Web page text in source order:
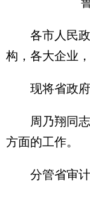
各市人民政
构，各大企业
现将省政府
周乃翔同志
方面的工作。
分管省审计